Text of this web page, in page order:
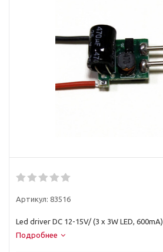
Артикул: 83516
Led driver DC 12-15V/ (3 х 3W LED, 600mA)
Подробнее